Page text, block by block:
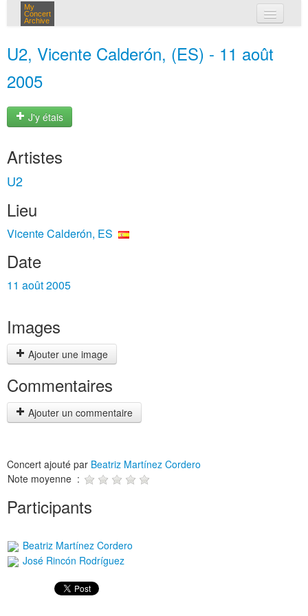
My
Concert
Archive
U2, Vicente Calderón, (ES) - 11 août
2005
J'y étais
Artistes
U2
Lieu
Vicente Calderón, ES
Date
11 août 2005
Images
Ajouter une image
Commentaires
Ajouter un commentaire
Concert ajouté par Beatriz Martínez Cordero
Note moyenne :
Participants
Beatriz Martínez Cordero
José Rincón Rodríguez